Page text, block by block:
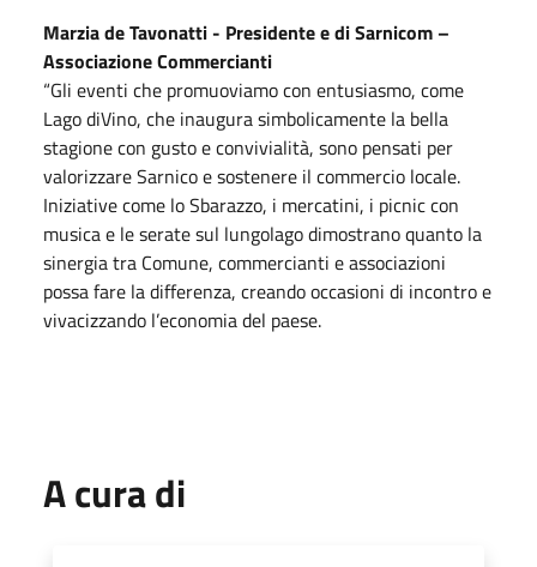
Marzia de Tavonatti - Presidente e di Sarnicom –
Associazione Commercianti
“Gli eventi che promuoviamo con entusiasmo, come
Lago diVino, che inaugura simbolicamente la bella
stagione con gusto e convivialità, sono pensati per
valorizzare Sarnico e sostenere il commercio locale.
Iniziative come lo Sbarazzo, i mercatini, i picnic con
musica e le serate sul lungolago dimostrano quanto la
sinergia tra Comune, commercianti e associazioni
possa fare la differenza, creando occasioni di incontro e
vivacizzando l’economia del paese.
A cura di